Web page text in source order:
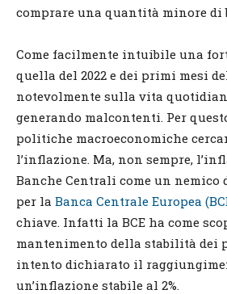
comprare una quantità minore di
Come facilmente intuibile una
quella del 2022 e dei primi mesi
notevolmente sulla vita
generando malcontenti. Per
politiche macroeconomiche
l’inflazione. Ma, non sempre,
Banche Centrali come un nemico
per la Banca Centrale Europea
chiave. Infatti la BCE ha come
mantenimento della stabilità dei
intento dichiarato il
un’inflazione stabile al 2%.